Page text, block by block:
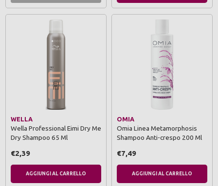
WELLA
Wella Professional Eimi Dry Me
Dry Shampoo 65 Ml
€2,39
AGGIUNGI AL CARRELLO
OMIA
Omia Linea Metamorphosis
Shampoo Anti-crespo 200 Ml
€7,49
AGGIUNGI AL CARRELLO